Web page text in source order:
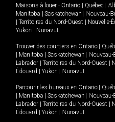
Maisons à louer - Ontario | Québec |
Manitoba | Saskatchewan | Nouveau-
| Territoires du Nord-Ouest | Nouvelle-
Yukon | Nunavut
Trouver des courtiers en Ontario |
| Manitoba | Saskatchewan |
Labrador | Territoires du Nord-Ouest |
Édouard | Yukon | Nunavut
Parcourir les bureaux en Ontario |
| Manitoba | Saskatchewan |
Labrador | Territoires du Nord-Ouest |
Édouard | Yukon | Nunavut